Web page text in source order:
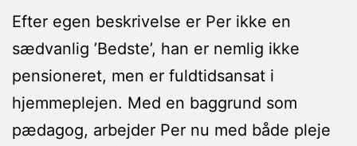
Efter egen beskrivelse er Per ikke en
sædvanlig ’Bedste’, han er nemlig ikke
pensioneret, men er fuldtidsansat i
hjemmeplejen. Med en baggrund som
pædagog, arbejder Per nu med både pleje